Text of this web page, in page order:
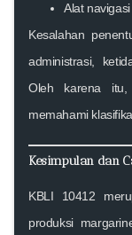
Alat
Kesalahan
administrasi,
Oleh karena
memahami
Kesimpulan dan
KBLI 10412
produksi